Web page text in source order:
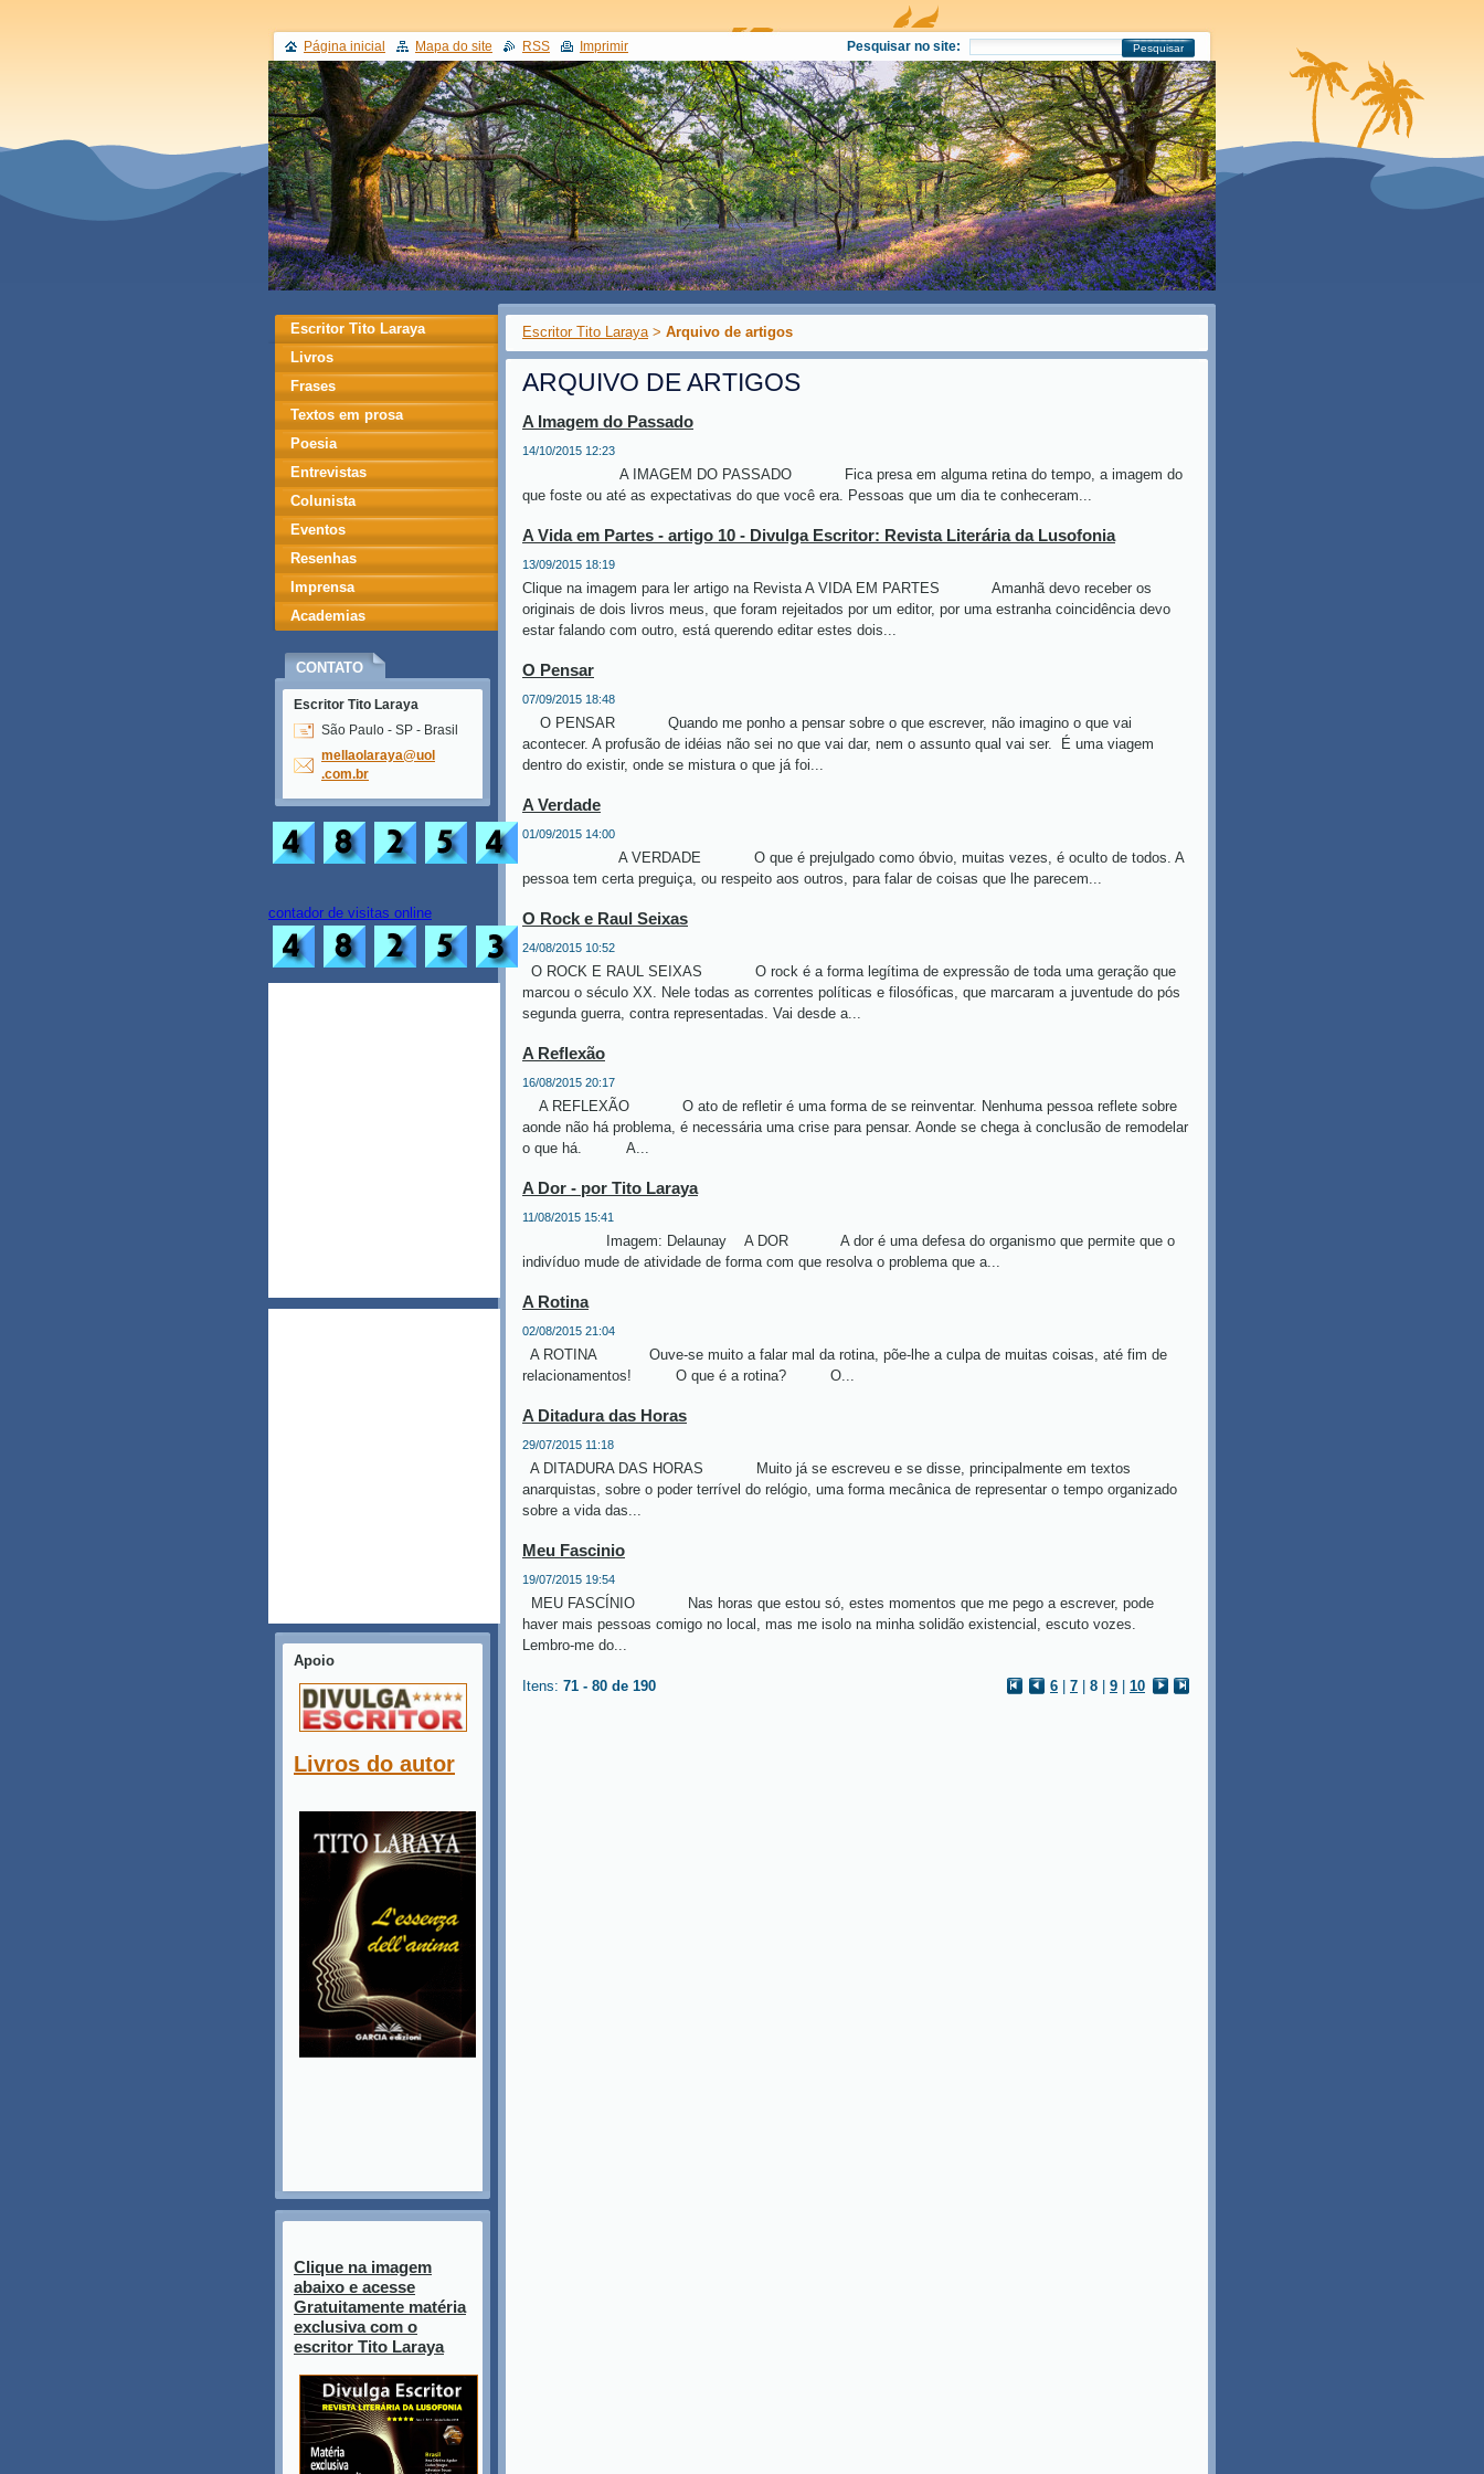
Escritor Tito Laraya > Arquivo de artigos
ARQUIVO DE ARTIGOS
A Imagem do Passado
14/10/2015 12:23
A IMAGEM DO PASSADO Fica presa em alguma retina do tempo, a imagem do
que foste ou até as expectativas do que você era. Pessoas que um dia te conheceram...
A Vida em Partes - artigo 10 - Divulga Escritor: Revista Literária da Lusofonia
13/09/2015 18:19
Clique na imagem para ler artigo na Revista A VIDA EM PARTES Amanhã devo receber os
originais de dois livros meus, que foram rejeitados por um editor, por uma estranha coincidência devo
estar falando com outro, está querendo editar estes dois...
O Pensar
07/09/2015 18:48
O PENSAR Quando me ponho a pensar sobre o que escrever, não imagino o que vai
acontecer. A profusão de idéias não sei no que vai dar, nem o assunto qual vai ser. É uma viagem
dentro do existir, onde se mistura o que já foi...
A Verdade
01/09/2015 14:00
A VERDADE O que é prejulgado como óbvio, muitas vezes, é oculto de todos. A
pessoa tem certa preguiça, ou respeito aos outros, para falar de coisas que lhe parecem...
O Rock e Raul Seixas
24/08/2015 10:52
O ROCK E RAUL SEIXAS O rock é a forma legítima de expressão de toda uma geração que
marcou o século XX. Nele todas as correntes políticas e filosóficas, que marcaram a juventude do pós
segunda guerra, contra representadas. Vai desde a...
A Reflexão
16/08/2015 20:17
A REFLEXÃO O ato de refletir é uma forma de se reinventar. Nenhuma pessoa reflete sobre
aonde não há problema, é necessária uma crise para pensar. Aonde se chega à conclusão de remodelar
o que há. A...
A Dor - por Tito Laraya
11/08/2015 15:41
Imagem: Delaunay A DOR A dor é uma defesa do organismo que permite que o
indivíduo mude de atividade de forma com que resolva o problema que a...
A Rotina
02/08/2015 21:04
A ROTINA Ouve-se muito a falar mal da rotina, põe-lhe a culpa de muitas coisas, até fim de
relacionamentos! O que é a rotina? O...
A Ditadura das Horas
29/07/2015 11:18
A DITADURA DAS HORAS Muito já se escreveu e se disse, principalmente em textos
anarquistas, sobre o poder terrível do relógio, uma forma mecânica de representar o tempo organizado
sobre a vida das...
Meu Fascinio
19/07/2015 19:54
MEU FASCÍNIO Nas horas que estou só, estes momentos que me pego a escrever, pode
haver mais pessoas comigo no local, mas me isolo na minha solidão existencial, escuto vozes.
Lembro-me do...
Itens: 71 - 80 de 190 6 7 8 9 10
Escritor Tito Laraya
Livros
Frases
Textos em prosa
Poesia
Entrevistas
Colunista
Eventos
Resenhas
Imprensa
Academias
CONTATO
Escritor Tito Laraya
São Paulo - SP - Brasil
mellaolaraya@uol
.com.br
contador de visitas online
Apoio
Livros do autor
Clique na imagem
abaixo e acesse
Gratuitamente matéria
exclusiva com o
escritor Tito Laraya
Página inicial Mapa do site RSS Imprimir Pesquisar no site: Pesquisar